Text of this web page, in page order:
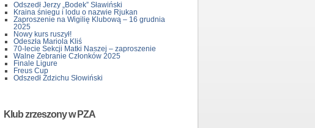
Odszedł Jerzy „Bodek” Sławiński
Kraina śniegu i lodu o nazwie Rjukan
Zaproszenie na Wigilię Klubową – 16 grudnia
2025
Nowy kurs ruszył!
Odeszła Mariola Kliś
70-lecie Sekcji Matki Naszej – zaproszenie
Walne Zebranie Członków 2025
Finale Ligure
Freus Cup
Odszedł Zdzichu Słowiński
Klub zrzeszony w PZA